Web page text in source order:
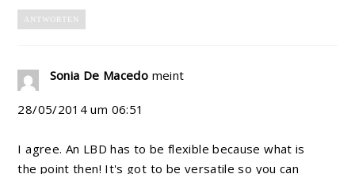
ANTWORTEN
Sonia De Macedo meint
28/05/2014 um 06:51
I agree. An LBD has to be flexible because what is
the point then! It's got to be versatile so you can